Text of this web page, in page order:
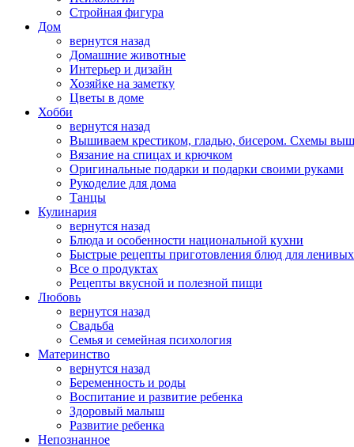
Стройная фигура
Дом
вернутся назад
Домашние животные
Интерьер и дизайн
Хозяйке на заметку
Цветы в доме
Хобби
вернутся назад
Вышиваем крестиком, гладью, бисером. Схемы
Вязание на спицах и крючком
Оригинальные подарки и подарки своими руками
Рукоделие для дома
Танцы
Кулинария
вернутся назад
Блюда и особенности национальной кухни
Быстрые рецепты приготовления блюд для ленивых
Все о продуктах
Рецепты вкусной и полезной пищи
Любовь
вернутся назад
Свадьба
Семья и семейная психология
Материнство
вернутся назад
Беременность и роды
Воспитание и развитие ребенка
Здоровый малыш
Развитие ребенка
Непознанное